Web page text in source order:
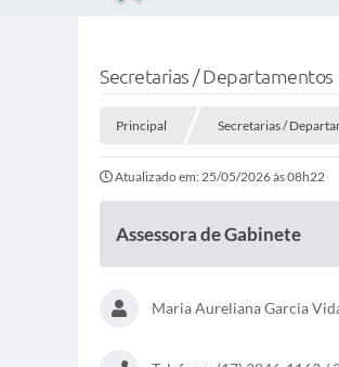
Secretarias / Departamentos
Principal Secretarias /
Atualizado em: 25/05/2026 às 08h22
Assessora de Gabinete
Maria Aureliana Garcia